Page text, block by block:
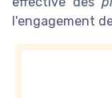
l'engagement